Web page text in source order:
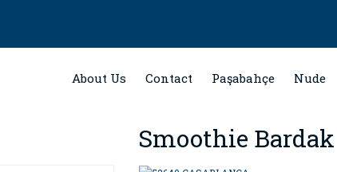
About Us Contact Paşabahçe Nude
Smoothie Bardak